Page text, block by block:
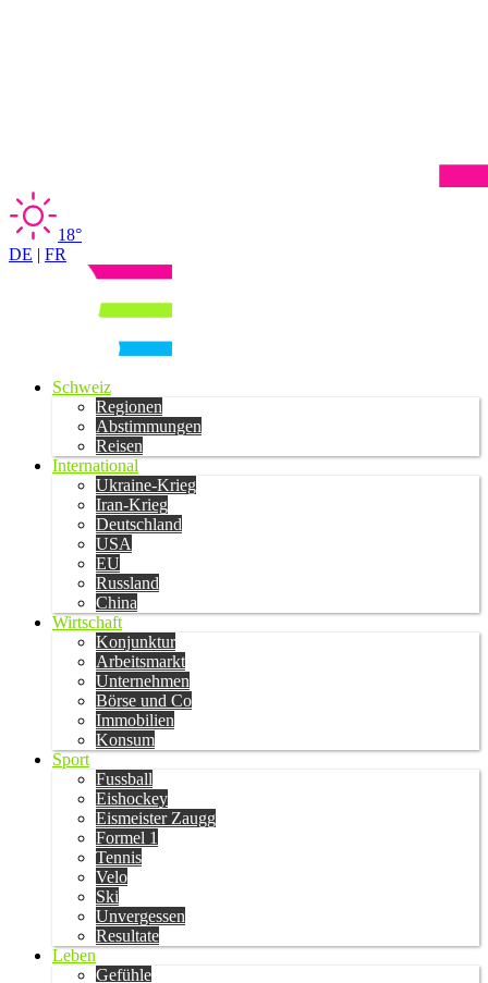
18°
DE | FR
Schweiz
Regionen
Abstimmungen
Reisen
International
Ukraine-Krieg
Iran-Krieg
Deutschland
USA
EU
Russland
China
Wirtschaft
Konjunktur
Arbeitsmarkt
Unternehmen
Börse und Co
Immobilien
Konsum
Sport
Fussball
Eishockey
Eismeister Zaugg
Formel 1
Tennis
Velo
Ski
Unvergessen
Resultate
Leben
Gefühle